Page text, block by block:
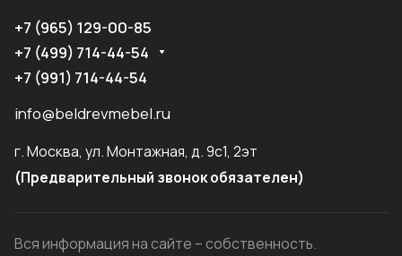
+7 (965) 129-00-85
+7 (499) 714-44-54
+7 (991) 714-44-54
info@beldrevmebel.ru
г. Москва, ул. Монтажная, д. 9с1, 2эт
(Предварительный звонок обязателен)
Вся информация на сайте – собственность.